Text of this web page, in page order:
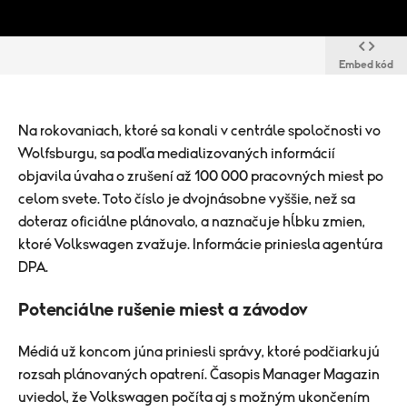
Embed kód
Na rokovaniach, ktoré sa konali v centrále spoločnosti vo
Wolfsburgu, sa podľa medializovaných informácií
objavila úvaha o zrušení až 100 000 pracovných miest po
celom svete. Toto číslo je dvojnásobne vyššie, než sa
doteraz oficiálne plánovalo, a naznačuje hĺbku zmien,
ktoré Volkswagen zvažuje. Informácie priniesla agentúra
DPA.
Potenciálne rušenie miest a závodov
Médiá už koncom júna priniesli správy, ktoré podčiarkujú
rozsah plánovaných opatrení. Časopis Manager Magazin
uviedol, že Volkswagen počíta aj s možným ukončením